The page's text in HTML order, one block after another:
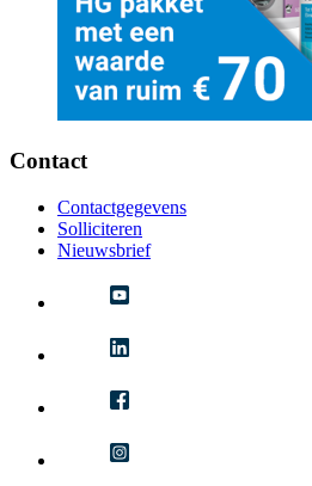
Contact
Contactgegevens
Solliciteren
Nieuwsbrief